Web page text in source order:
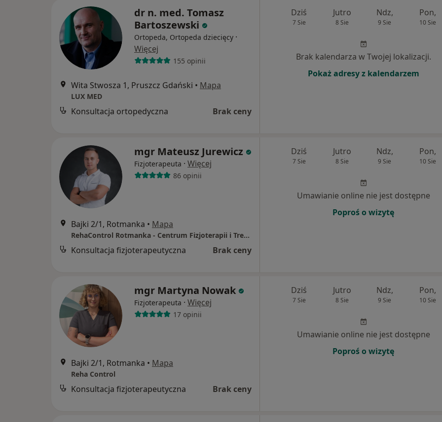
dr n. med. Tomasz
Bartoszewski
Ortopeda, Ortopeda dziecięcy ·
Więcej
155 opinii
Wita Stwosza 1, Pruszcz Gdański • Mapa
LUX MED
Konsultacja ortopedyczna Brak ceny
Dziś
7 Sie
Jutro
8 Sie
Ndz,
9 Sie
Pon,
10 Sie
Brak kalendarza w Twojej lokalizacji.
Pokaż adresy z kalendarzem
mgr Mateusz Jurewicz
Fizjoterapeuta · Więcej
86 opinii
Bajki 2/1, Rotmanka • Mapa
RehaControl Rotmanka - Centrum Fizjoterapii i Treningu Medycznego
Konsultacja fizjoterapeutyczna Brak ceny
Dziś
7 Sie
Jutro
8 Sie
Ndz,
9 Sie
Pon,
10 Sie
Umawianie online nie jest dostępne
Poproś o wizytę
mgr Martyna Nowak
Fizjoterapeuta · Więcej
17 opinii
Bajki 2/1, Rotmanka • Mapa
Reha Control
Konsultacja fizjoterapeutyczna Brak ceny
Dziś
7 Sie
Jutro
8 Sie
Ndz,
9 Sie
Pon,
10 Sie
Umawianie online nie jest dostępne
Poproś o wizytę